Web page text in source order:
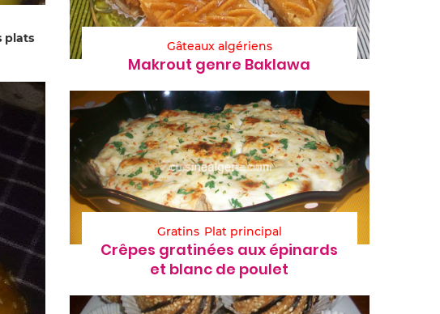
plats
Gâteaux algériens
Makrout genre Baklawa
Gratins Plat principal
Crêpes gratinées aux épinards
et blanc de poulet